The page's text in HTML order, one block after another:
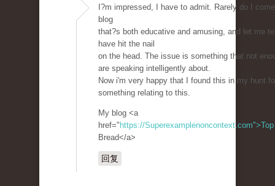
I?m impressed, I have to admit. Rarely do I
blog
that?s both educative and amusing, and let me
have hit the nail
on the head. The issue is something that not
are speaking intelligently about.
Now i'm very happy that I found this in my hunt
something relating to this.
My blog <a
href=" https://Superexamplenoncontext.com">Top
Bread</a>
回复